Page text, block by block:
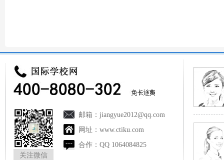
关注微信
邮箱： jiangyue2012@qq.com
网址： www.ctiku.com
合作： QQ 1064084825